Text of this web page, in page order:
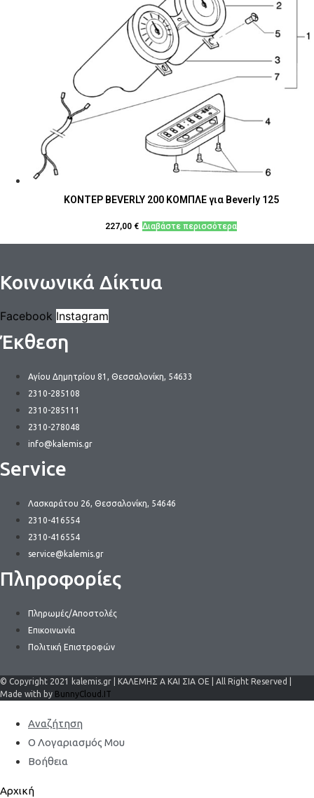
ΚΟΝΤΕΡ BEVERLY 200 ΚΟΜΠΛΕ για Beverly 125
227,00 € Διαβάστε περισσότερα
Κοινωνικά Δίκτυα
Facebook Instagram
Έκθεση
Αγίου Δημητρίου 81, Θεσσαλονίκη, 54633
2310-285108
2310-285111
2310-278048
info@kalemis.gr
Service
Λασκαράτου 26, Θεσσαλονίκη, 54646
2310-416554
2310-416554
service@kalemis.gr
Πληροφορίες
Πληρωμές/Αποστολές
Επικοινωνία
Πολιτική Επιστροφών
© Copyright 2021 kalemis.gr | ΚΑΛΕΜΗΣ Α ΚΑΙ ΣΙΑ ΟΕ | All Right Reserved |
Made with by BunnyCloud.IT
Αναζήτηση
Ο Λογαριασμός Μου
Βοήθεια
Αρχική